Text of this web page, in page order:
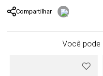
Compartilhar
Você pode